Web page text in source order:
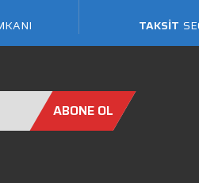
TAKSİT
ABONE OL